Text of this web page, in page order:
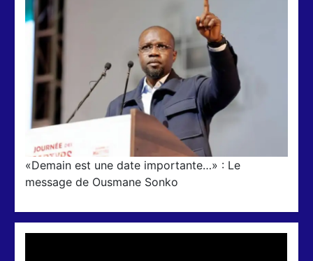
«Demain est une date importante…» : Le
message de Ousmane Sonko